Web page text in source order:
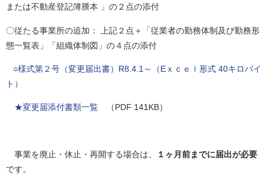
または不動産登記簿謄本 」の２点の添付
〇従たる事業所の追加： 上記２点＋「従業者の勤務体制及び勤務形
態一覧表」「組織体制図」の４点の添付
○様式第２号（変更届出書）R8.4.1～（Eｘｃｅｌ形式 40キロバイ
ト）
★変更届添付書類一覧 （PDF 141KB）
事業を廃止・休止・再開する場合は、
１ヶ月前までに届出が必要
です。